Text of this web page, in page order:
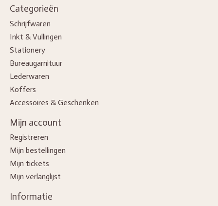
Categorieën
Schrijfwaren
Inkt & Vullingen
Stationery
Bureaugarnituur
Lederwaren
Koffers
Accessoires & Geschenken
Mijn account
Registreren
Mijn bestellingen
Mijn tickets
Mijn verlanglijst
Informatie